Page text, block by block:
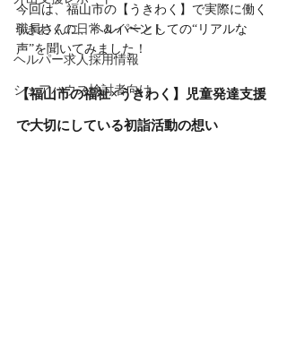
うきわくの日常＆イベント
ヘルパー求人採用情報
シェアハウス検討者向け
今回は、福山市の【うきわく】で実際に働く
職員さんに、ヘルパーとしての“リアルな
声”を聞いてみました！
【福山市の福祉×うきわく】児童発達支援
で大切にしている初詣活動の想い